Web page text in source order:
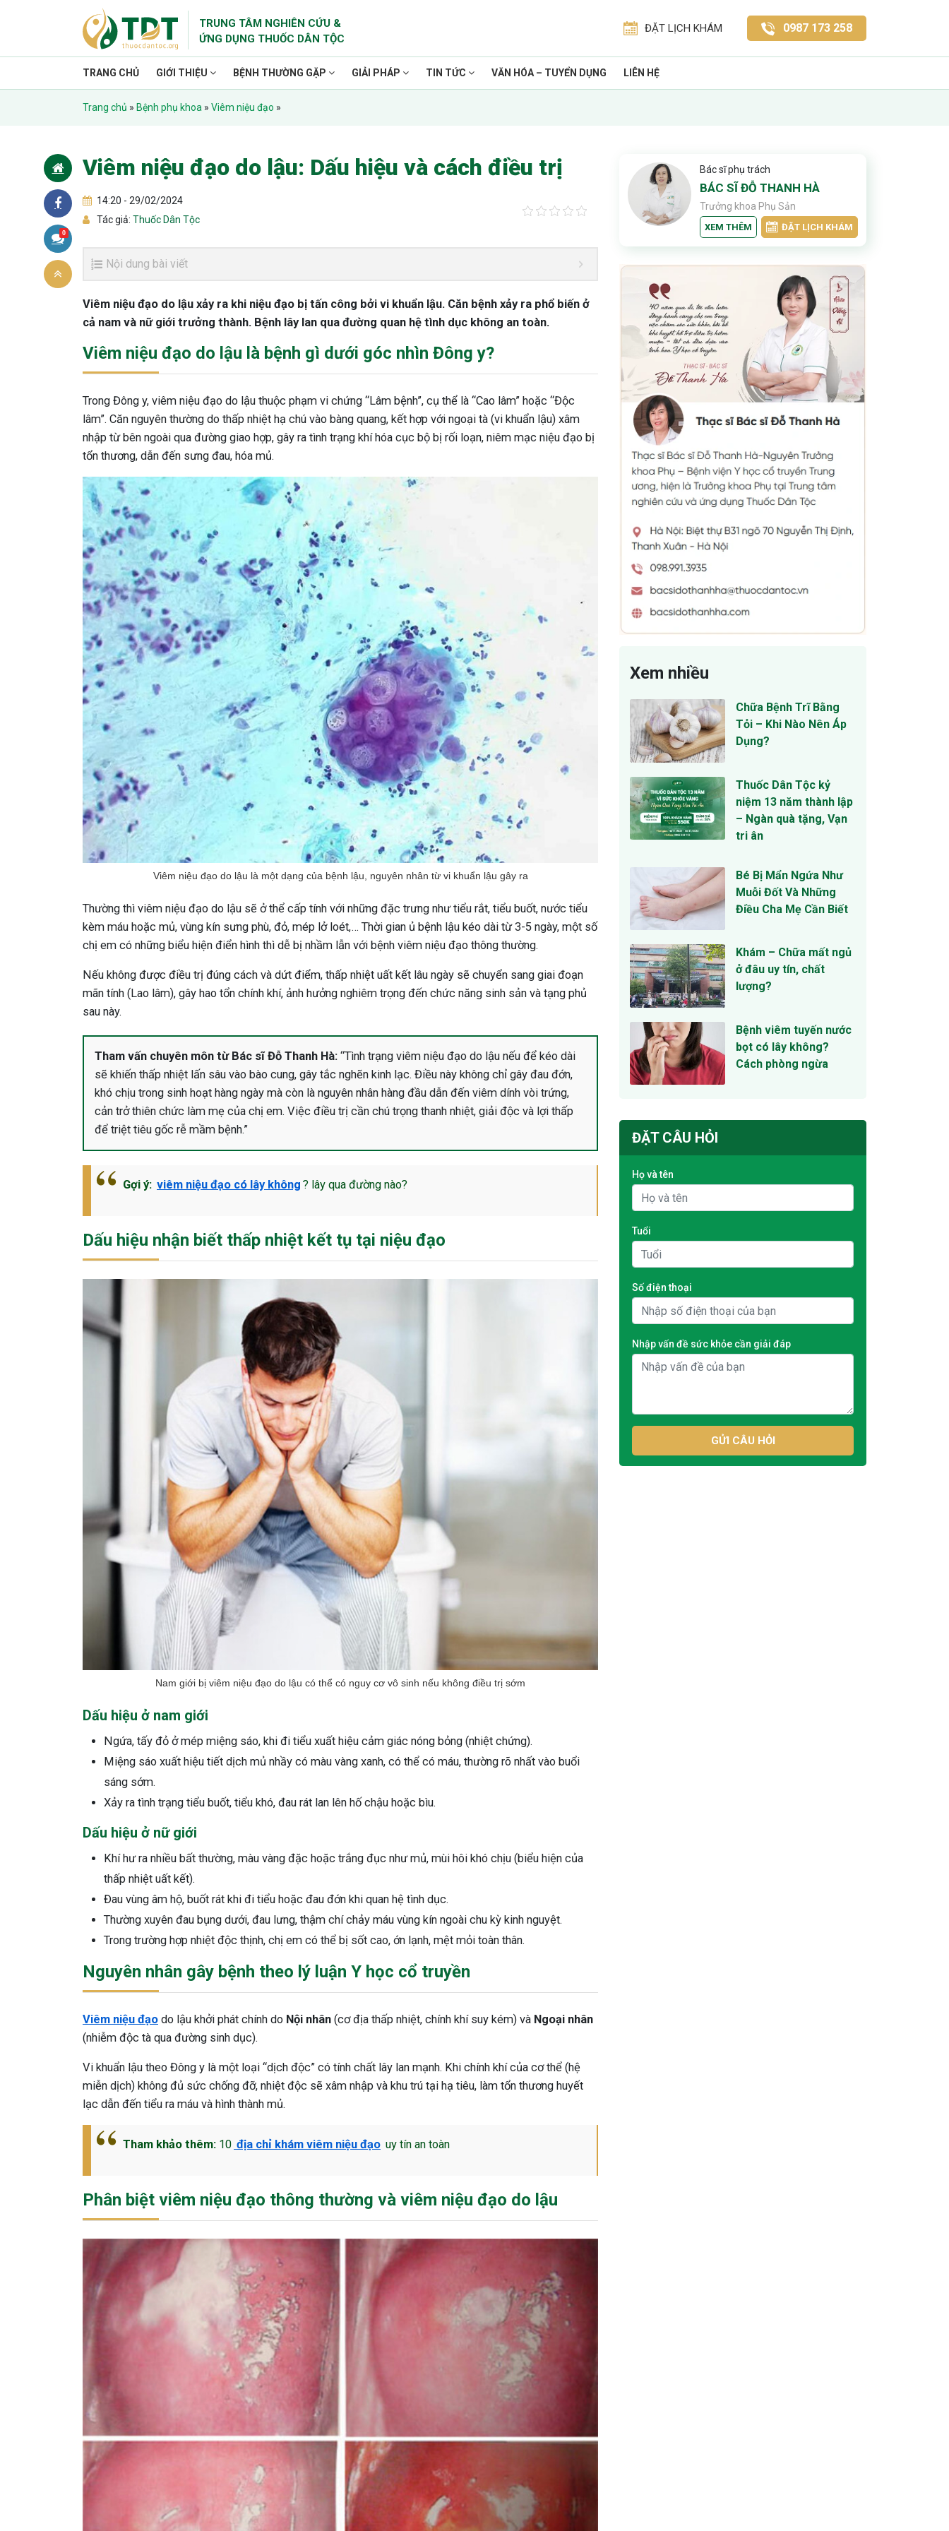
TRUNG TÂM NGHIÊN CỨU &
ỨNG DỤNG THUỐC DÂN TỘC
ĐẶT LỊCH KHÁM 0987 173 258
TRANG CHỦ GIỚI THIỆU BỆNH THƯỜNG GẶP GIẢI PHÁP TIN TỨC VĂN HÓA – TUYỂN DỤNG LIÊN HỆ
Trang chủ » Bệnh phụ khoa » Viêm niệu đạo »
Viêm niệu đạo do lậu: Dấu hiệu và cách điều trị
14:20 - 29/02/2024
Tác giả: Thuốc Dân Tộc
0
Nội dung bài viết
Viêm niệu đạo do lậu xảy ra khi niệu đạo bị tấn công bởi vi khuẩn lậu. Căn bệnh xảy ra phổ biến ở
cả nam và nữ giới trưởng thành. Bệnh lây lan qua đường quan hệ tình dục không an toàn.
Viêm niệu đạo do lậu là bệnh gì dưới góc nhìn Đông y?
Trong Đông y, viêm niệu đạo do lậu thuộc phạm vi chứng “Lâm bệnh”, cụ thể là “Cao lâm” hoặc “Độc
lâm”. Căn nguyên thường do thấp nhiệt hạ chú vào bàng quang, kết hợp với ngoại tà (vi khuẩn lậu) xâm
nhập từ bên ngoài qua đường giao hợp, gây ra tình trạng khí hóa cục bộ bị rối loạn, niêm mạc niệu đạo bị
tổn thương, dẫn đến sưng đau, hóa mủ.
Viêm niệu đạo do lậu là một dạng của bệnh lậu, nguyên nhân từ vi khuẩn lậu gây ra
Thường thì viêm niệu đạo do lậu sẽ ở thể cấp tính với những đặc trưng như tiểu rắt, tiểu buốt, nước tiểu
kèm máu hoặc mủ, vùng kín sưng phù, đỏ, mép lở loét,… Thời gian ủ bệnh lậu kéo dài từ 3-5 ngày, một số
chị em có những biểu hiện điển hình thì dễ bị nhầm lẫn với bệnh viêm niệu đạo thông thường.
Nếu không được điều trị đúng cách và dứt điểm, thấp nhiệt uất kết lâu ngày sẽ chuyển sang giai đoạn
mãn tính (Lao lâm), gây hao tổn chính khí, ảnh hưởng nghiêm trọng đến chức năng sinh sản và tạng phủ
sau này.
Tham vấn chuyên môn từ Bác sĩ Đỗ Thanh Hà: “Tình trạng viêm niệu đạo do lậu nếu để kéo dài
sẽ khiến thấp nhiệt lấn sâu vào bào cung, gây tắc nghẽn kinh lạc. Điều này không chỉ gây đau đớn,
khó chịu trong sinh hoạt hàng ngày mà còn là nguyên nhân hàng đầu dẫn đến viêm dính vòi trứng,
cản trở thiên chức làm mẹ của chị em. Việc điều trị cần chú trọng thanh nhiệt, giải độc và lợi thấp
để triệt tiêu gốc rễ mầm bệnh.”
Gợi ý: viêm niệu đạo có lây không ? lây qua đường nào?
Dấu hiệu nhận biết thấp nhiệt kết tụ tại niệu đạo
Nam giới bị viêm niệu đạo do lậu có thể có nguy cơ vô sinh nếu không điều trị sớm
Dấu hiệu ở nam giới
Ngứa, tấy đỏ ở mép miệng sáo, khi đi tiểu xuất hiệu cảm giác nóng bỏng (nhiệt chứng).
Miệng sáo xuất hiệu tiết dịch mủ nhầy có màu vàng xanh, có thể có máu, thường rõ nhất vào buổi
sáng sớm.
Xảy ra tình trạng tiểu buốt, tiểu khó, đau rát lan lên hố chậu hoặc bìu.
Dấu hiệu ở nữ giới
Khí hư ra nhiều bất thường, màu vàng đặc hoặc trắng đục như mủ, mùi hôi khó chịu (biểu hiện của
thấp nhiệt uất kết).
Đau vùng âm hộ, buốt rát khi đi tiểu hoặc đau đớn khi quan hệ tình dục.
Thường xuyên đau bụng dưới, đau lưng, thậm chí chảy máu vùng kín ngoài chu kỳ kinh nguyệt.
Trong trường hợp nhiệt độc thịnh, chị em có thể bị sốt cao, ớn lạnh, mệt mỏi toàn thân.
Nguyên nhân gây bệnh theo lý luận Y học cổ truyền
Viêm niệu đạo do lậu khởi phát chính do Nội nhân (cơ địa thấp nhiệt, chính khí suy kém) và Ngoại nhân
(nhiễm độc tà qua đường sinh dục).
Vi khuẩn lậu theo Đông y là một loại “dịch độc” có tính chất lây lan mạnh. Khi chính khí của cơ thể (hệ
miễn dịch) không đủ sức chống đỡ, nhiệt độc sẽ xâm nhập và khu trú tại hạ tiêu, làm tổn thương huyết
lạc dẫn đến tiểu ra máu và hình thành mủ.
Tham khảo thêm: 10 địa chỉ khám viêm niệu đạo uy tín an toàn
Phân biệt viêm niệu đạo thông thường và viêm niệu đạo do lậu
Bác sĩ phụ trách
BÁC SĨ ĐỖ THANH HÀ
Trưởng khoa Phụ Sản
XEM THÊM ĐẶT LỊCH KHÁM
Xem nhiều
Chữa Bệnh Trĩ Bằng
Tỏi – Khi Nào Nên Áp
Dụng?
Thuốc Dân Tộc kỷ
niệm 13 năm thành lập
– Ngàn quà tặng, Vạn
tri ân
Bé Bị Mẩn Ngứa Như
Muỗi Đốt Và Những
Điều Cha Mẹ Cần Biết
Khám – Chữa mất ngủ
ở đâu uy tín, chất
lượng?
Bệnh viêm tuyến nước
bọt có lây không?
Cách phòng ngừa
ĐẶT CÂU HỎI
Họ và tên
Tuổi
Số điện thoại
Nhập vấn đề sức khỏe cần giải đáp
GỬI CÂU HỎI